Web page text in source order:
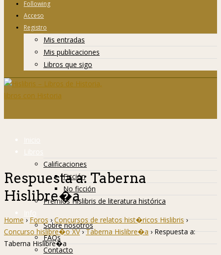
Following
Acceso
Registro
Mis entradas
Mis publicaciones
Libros que sigo
Inicio
Libros
Calificaciones
Ficción
No ficción
Premios Hislibris de literatura histórica
Info
Sobre nosotros
FAQs
Contacto
Respuesta a: Taberna
Hislibre�a
Home › Foros › Concursos de relatos hist�ricos Hislibris ›
Concurso hislibre�o XV › Taberna Hislibre�a › Respuesta a:
Taberna Hislibre�a